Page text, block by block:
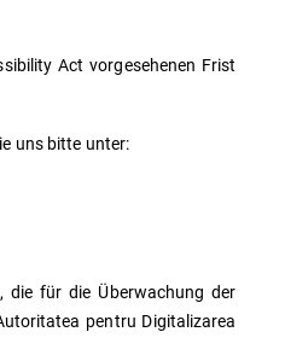
Act vorgesehenen Frist
uns bitte unter:
die für die Überwachung der
pentru Digitalizarea